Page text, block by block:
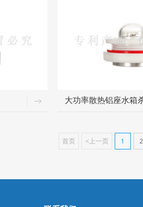
大功率散热铝座水箱
首页 <上一页 1 2